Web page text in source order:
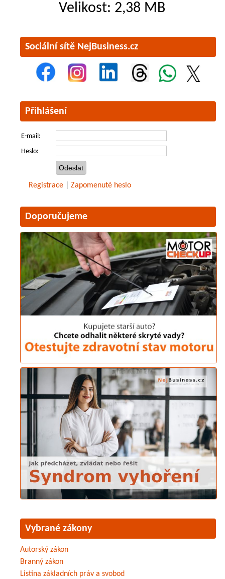
Velikost: 2,38 MB
Sociální sítě NejBusiness.cz
Přihlášení
E-mail:
Heslo:
Registrace Zapomenuté heslo
Doporučujeme
Vybrané zákony
Autorský zákon
Branný zákon
Listina základních práv a svobod